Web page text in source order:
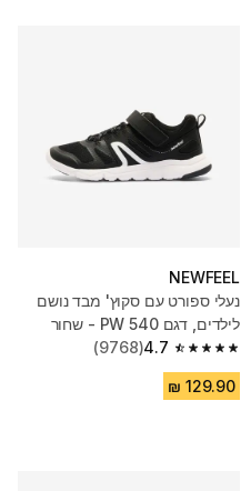
NEWFEEL
נעלי ספורט עם סקוץ' מבד נושם
לילדים, דגם PW 540 - שחור
4.7
4.7 out of 5 stars from 9768 reviews
(9768)